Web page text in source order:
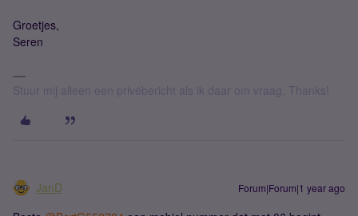
Groetjes,
Seren
Stuur mij alleen een privébericht als ik daar om vraag. Thanks!
JanD Forum|Forum|1 year ago